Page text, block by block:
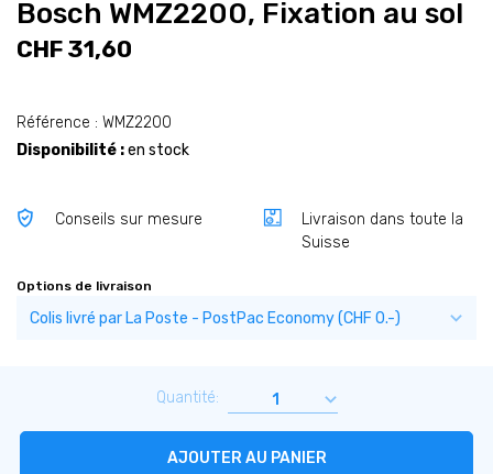
Bosch WMZ2200, Fixation au sol
CHF 31,60
Référence : WMZ2200
Disponibilité :en stock
Conseils sur mesure
Livraison dans toute la
Suisse
Options de livraison
Quantité:
AJOUTER AU PANIER